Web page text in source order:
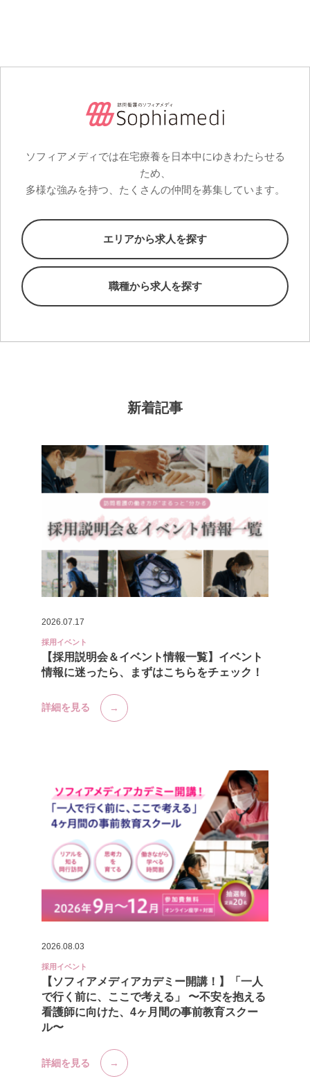
ソフィアメディでは在宅療養を日本中にゆきわたらせる
ため、
多様な強みを持つ、たくさんの仲間を募集しています。
エリアから求人を探す
職種から求人を探す
新着記事
2026.07.17
採用イベント
【採用説明会＆イベント情報一覧】イベント
情報に迷ったら、まずはこちらをチェック！
詳細を見る
2026.08.03
採用イベント
【ソフィアメディアカデミー開講！】「一人
で行く前に、ここで考える」 〜不安を抱える
看護師に向けた、4ヶ月間の事前教育スクー
ル〜
詳細を見る